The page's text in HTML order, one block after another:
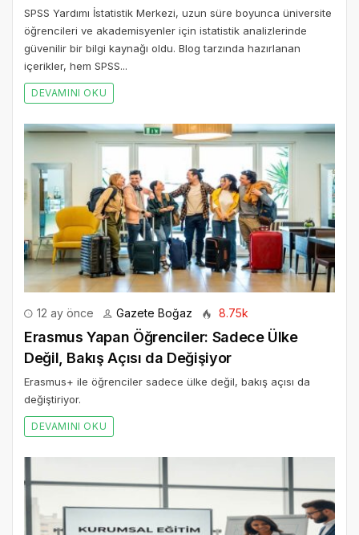
SPSS Yardımı İstatistik Merkezi, uzun süre boyunca üniversite
öğrencileri ve akademisyenler için istatistik analizlerinde
güvenilir bir bilgi kaynağı oldu. Blog tarzında hazırlanan
içerikler, hem SPSS...
DEVAMINI OKU
12 ay önce Gazete Boğaz 8.75k
Erasmus Yapan Öğrenciler: Sadece Ülke
Değil, Bakış Açısı da Değişiyor
Erasmus+ ile öğrenciler sadece ülke değil, bakış açısı da
değiştiriyor.
DEVAMINI OKU